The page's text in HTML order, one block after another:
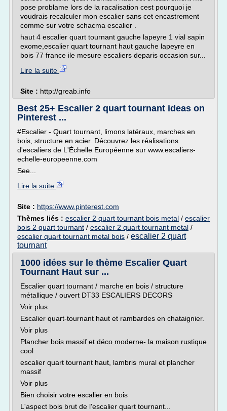
pose problame lors de la racalisation cest pourquoi je
voudrais recalculer mon escalier sans cet encastrement
comme sur votre schacma escalier .
haut 4 escalier quart tournant gauche lapeyre 1 vial sapin
exome,escalier quart tournant haut gauche lapeyre en
bois 77 france ile mesure escaliers deparis occasion sur...
Lire la suite
Site : http://greab.info
Best 25+ Escalier 2 quart tournant ideas on
Pinterest ...
#Escalier - Quart tournant, limons latéraux, marches en
bois, structure en acier. Découvrez les réalisations
d'escaliers de L'Échelle Européenne sur www.escaliers-
echelle-europeenne.com
See...
Lire la suite
Site : https://www.pinterest.com
Thèmes liés : escalier 2 quart tournant bois metal / escalier
bois 2 quart tournant / escalier 2 quart tournant metal /
escalier quart tournant metal bois / escalier 2 quart
tournant
1000 idées sur le thème Escalier Quart
Tournant Haut sur ...
Escalier quart tournant / marche en bois / structure
métallique / ouvert DT33 ESCALIERS DECORS
Voir plus
Escalier quart-tournant haut et rambardes en chataignier.
Voir plus
Plancher bois massif et déco moderne- la maison rustique
cool
escalier quart tournant haut, lambris mural et plancher
massif
Voir plus
Bien choisir votre escalier en bois
L'aspect bois brut de l'escalier quart tournant...